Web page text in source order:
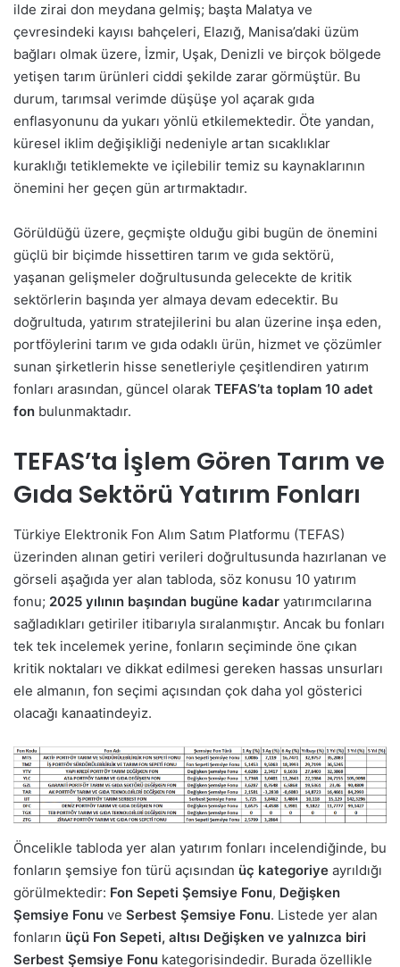
ilde zirai don meydana gelmiş; başta Malatya ve
çevresindeki kayısı bahçeleri, Elazığ, Manisa’daki üzüm
bağları olmak üzere, İzmir, Uşak, Denizli ve birçok bölgede
yetişen tarım ürünleri ciddi şekilde zarar görmüştür. Bu
durum, tarımsal verimde düşüşe yol açarak gıda
enflasyonunu da yukarı yönlü etkilemektedir. Öte yandan,
küresel iklim değişikliği nedeniyle artan sıcaklıklar
kuraklığı tetiklemekte ve içilebilir temiz su kaynaklarının
önemini her geçen gün artırmaktadır.
Görüldüğü üzere, geçmişte olduğu gibi bugün de önemini
güçlü bir biçimde hissettiren tarım ve gıda sektörü,
yaşanan gelişmeler doğrultusunda gelecekte de kritik
sektörlerin başında yer almaya devam edecektir. Bu
doğrultuda, yatırım stratejilerini bu alan üzerine inşa eden,
portföylerini tarım ve gıda odaklı ürün, hizmet ve çözümler
sunan şirketlerin hisse senetleriyle çeşitlendiren yatırım
fonları arasından, güncel olarak TEFAS’ta toplam 10 adet
fon bulunmaktadır.
TEFAS’ta İşlem Gören Tarım ve
Gıda Sektörü Yatırım Fonları
Türkiye Elektronik Fon Alım Satım Platformu (TEFAS)
üzerinden alınan getiri verileri doğrultusunda hazırlanan ve
görseli aşağıda yer alan tabloda, söz konusu 10 yatırım
fonu; 2025 yılının başından bugüne kadar yatırımcılarına
sağladıkları getiriler itibarıyla sıralanmıştır. Ancak bu fonları
tek tek incelemek yerine, fonların seçiminde öne çıkan
kritik noktaları ve dikkat edilmesi gereken hassas unsurları
ele almanın, fon seçimi açısından çok daha yol gösterici
olacağı kanaatindeyiz.
Öncelikle tabloda yer alan yatırım fonları incelendiğinde, bu
fonların şemsiye fon türü açısından üç kategoriye ayrıldığı
görülmektedir: Fon Sepeti Şemsiye Fonu, Değişken
Şemsiye Fonu ve Serbest Şemsiye Fonu. Listede yer alan
fonların üçü Fon Sepeti, altısı Değişken ve yalnızca biri
Serbest Şemsiye Fonu kategorisindedir. Burada özellikle